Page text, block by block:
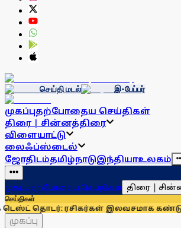
செய்தி மடல் இ-பேப்பர்
முகப்புதற்போதைய செய்திகள்
திரை | சின்னத்திரை
விளையாட்டு
லைஃப்ஸ்டைல்
ஜோதிடம்தமிழ்நாடுஇந்தியாஉலகம்
முகப்புதற்போதைய செய்திகள் திரை |
செய்திகள்
ரசிகர்கள் இலவசமாக கண்டு ரசிக்கலாம்!
முகப்பு